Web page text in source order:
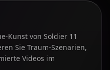
Kunst von Soldier 11
Sie Traum-Szenarien,
Videos im